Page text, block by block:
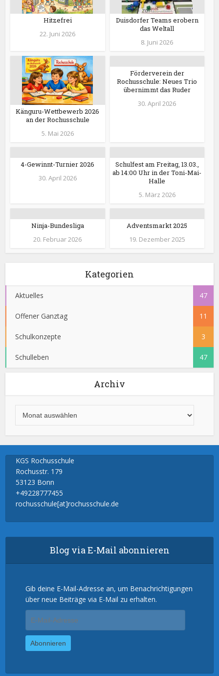
Hitzefrei
22. Juni 2026
Duisdorfer Teams erobern
das Weltall
8. Juni 2026
Känguru-Wettbewerb 2026
an der Rochusschule
5. Mai 2026
Förderverein der
Rochusschule: Neues Trio
übernimmt das Ruder
30. April 2026
4-Gewinnt-Turnier 2026
30. April 2026
Schulfest am Freitag, 13.03.,
ab 14:00 Uhr in der Toni-Mai-
Halle
5. März 2026
Ninja-Bundesliga
20. Februar 2026
Adventsmarkt 2025
19. Dezember 2025
Kategorien
Aktuelles 47
Offener Ganztag 11
Schulkonzepte 3
Schulleben 47
Archiv
KGS Rochusschule
Rochusstr. 179
53123 Bonn
+49228777455
rochusschule[at]rochusschule.de
Blog via E-Mail abonnieren
Gib deine E-Mail-Adresse an, um Benachrichtigungen
über neue Beiträge via E-Mail zu erhalten.
Mail-
Adresse
Abonnieren